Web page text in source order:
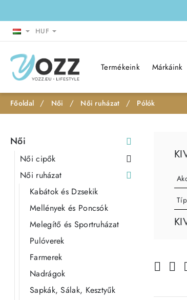
HUF
Termékeink Márkáink
h
m
Női Női ruházat Pólók
Női
Női cipők
Női ruházat
Kabátok és Dzsekik
Mellények és Poncsók
Melegítő és Sportruházat
Pulóverek
Farmerek
Nadrágok
Sapkák, Sálak, Kesztyűk